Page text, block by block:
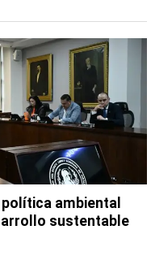
ambiental
sustentable